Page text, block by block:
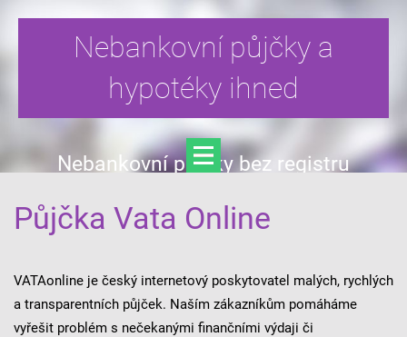
Nebankovní půjčky a
hypotéky ihned
Nebankovní půjčky bez registru
Půjčka Vata Online
VATAonline je český internetový poskytovatel malých, rychlých
a transparentních půjček. Naším zákazníkům pomáháme
vyřešit problém s nečekanými finančními výdaji či